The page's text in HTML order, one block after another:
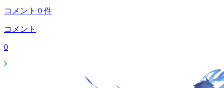
コメント 0 件
コメント
0